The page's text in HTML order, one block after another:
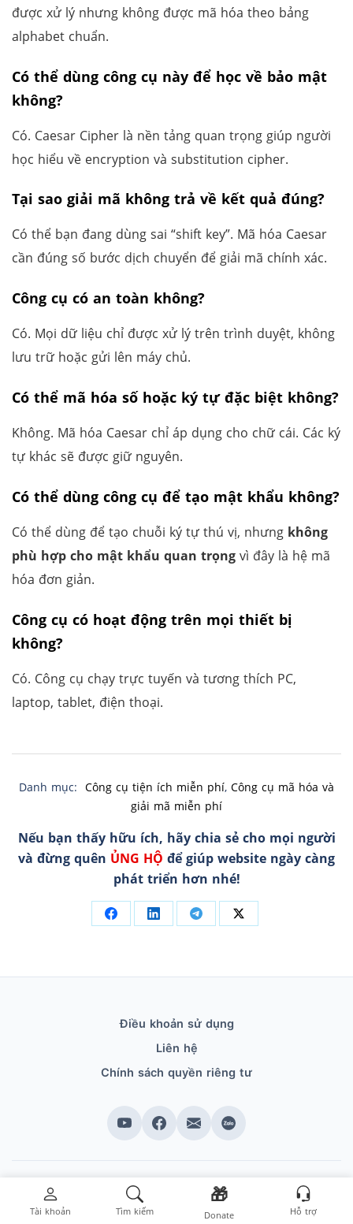
Tài khoản Tìm kiếm
🎁
Donate Hỗ trợ
được xử lý nhưng không được mã hóa theo bảng
alphabet chuẩn.
Có thể dùng công cụ này để học về bảo mật
không?
Có. Caesar Cipher là nền tảng quan trọng giúp người
học hiểu về encryption và substitution cipher.
Tại sao giải mã không trả về kết quả đúng?
Có thể bạn đang dùng sai “shift key”. Mã hóa Caesar
cần đúng số bước dịch chuyển để giải mã chính xác.
Công cụ có an toàn không?
Có. Mọi dữ liệu chỉ được xử lý trên trình duyệt, không
lưu trữ hoặc gửi lên máy chủ.
Có thể mã hóa số hoặc ký tự đặc biệt không?
Không. Mã hóa Caesar chỉ áp dụng cho chữ cái. Các ký
tự khác sẽ được giữ nguyên.
Có thể dùng công cụ để tạo mật khẩu không?
Có thể dùng để tạo chuỗi ký tự thú vị, nhưng không
phù hợp cho mật khẩu quan trọng vì đây là hệ mã
hóa đơn giản.
Công cụ có hoạt động trên mọi thiết bị
không?
Có. Công cụ chạy trực tuyến và tương thích PC,
laptop, tablet, điện thoại.
Danh mục: Công cụ tiện ích miễn phí, Công cụ mã hóa và
giải mã miễn phí
Nếu bạn thấy hữu ích, hãy chia sẻ cho mọi người
và đừng quên ỦNG HỘ để giúp website ngày càng
phát triển hơn nhé!
Điều khoản sử dụng
Liên hệ
Chính sách quyền riêng tư
© Copyright 2018 - 2026 ABCwebsite- All Rights Reserved